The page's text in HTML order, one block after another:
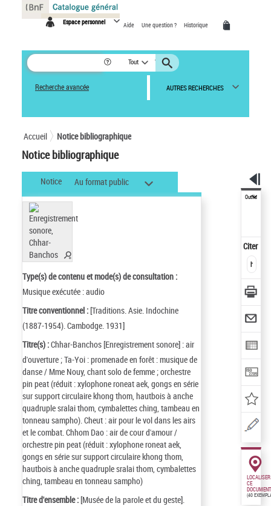
Espace personnel Aide Une question ? Historique
Tout
Recherche avancée AUTRES RECHERCHES
Accueil Notice bibliographique
Notice bibliographique
Notice Au format public
Type(s) de contenu et mode(s) de consultation :
Musique exécutée : audio
Titre conventionnel : [Traditions. Asie. Indochine
(1887-1954). Cambodge. 1931]
Titre(s) :Chhar-Banchos [Enregistrement sonore] : air
d'ouverture ; Ta-Yoi : promenade en forêt : musique de
danse / Mme Nouy, chant solo de femme ; orchestre
pin peat (réduit : xylophone roneat aek, gongs en série
sur support circulaire khong thom, hautbois à anche
quadruple sralai thom, cymbalettes ching, tambeau en
tonneau sampho). Cheut : air pour le vol dans les airs
et le combat. Chhom Dao : air de cour d'amour /
orchestre pin peat (réduit : xylophone roneat aek,
gongs en série sur support circulaire khong thom,
hautbois à anche quadruple sralai thom, cymbalettes
ching, tambeau en tonneau sampho)
Titre d'ensemble : [Musée de la parole et du geste].
Outils
Citer
LOCALISER
CE
DOCUMENT
(40
Panneau de gestion des cookies